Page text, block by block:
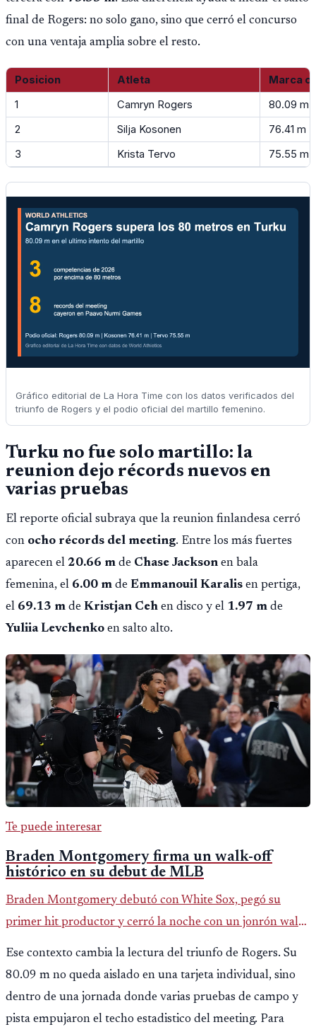
final de Rogers: no solo gano, sino que cerró el concurso
con una ventaja amplia sobre el resto.
Posicion Atleta
Marca
1
Camryn Rogers
80.09 m
2
Silja Kosonen
76.41 m
3
Krista Tervo 75.55 m
Gráfico editorial de La Hora Time con los datos verificados del
triunfo de Rogers y el podio oficial del martillo femenino.
Turku no fue solo martillo: la
reunion dejo récords nuevos en
varias pruebas
El reporte oficial subraya que la reunion finlandesa cerró
con ocho récords del meeting. Entre los más fuertes
aparecen el 20.66 m de Chase Jackson en bala
femenina, el 6.00 m de Emmanouil Karalis en pertiga,
el 69.13 m de Kristjan Ceh en disco y el 1.97 m de
Yuliia Levchenko en salto alto.
Te puede interesar
Braden Montgomery firma un walk-off
histórico en su debut de MLB
Braden Montgomery debutó con White Sox, pegó su
primer hit productor y cerró la noche con un jonrón walk-
off de dos carreras que MLB ubicó como el quinto caso de
este tipo en la historia.
Ese contexto cambia la lectura del triunfo de Rogers. Su
80.09 m no queda aislado en una tarjeta individual, sino
dentro de una jornada donde varias pruebas de campo y
pista empujaron el techo estadistico del meeting. Para